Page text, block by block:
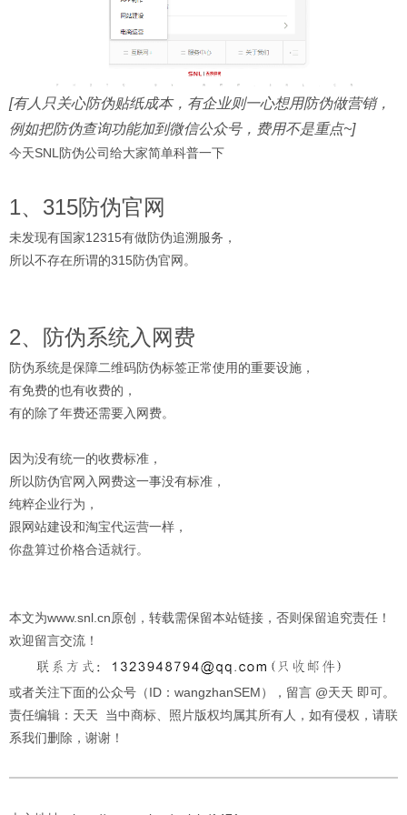
[有人只关心防伪贴纸成本，有企业则一心想用防伪做营销，
例如把防伪查询功能加到微信公众号，费用不是重点~]
今天SNL防伪公司给大家简单科普一下
1、 315防伪官网
未发现有国家12315有做防伪追溯服务，
所以不存在所谓的315防伪官网。
2、防伪系统入网费
防伪系统是保障二维码防伪标签正常使用的重要设施，
有免费的也有收费的，
有的除了年费还需要入网费。
因为没有统一的收费标准，
所以防伪官网入网费这一事没有标准，
纯粹企业行为，
跟网站建设和淘宝代运营一样，
你盘算过价格合适就行。
本文为www.snl.cn原创，转载需保留本站链接，否则保留追究责任！
欢迎留言交流！
或者关注下面的公众号（ID：wangzhanSEM），留言 @天天 即可。
责任编辑：天天 当中商标、照片版权均属其所有人，如有侵权，请联
系我们删除，谢谢！